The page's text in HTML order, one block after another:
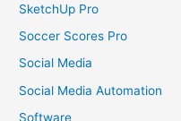
SketchUp Pro
Soccer Scores Pro
Social Media
Social Media Automation
Software